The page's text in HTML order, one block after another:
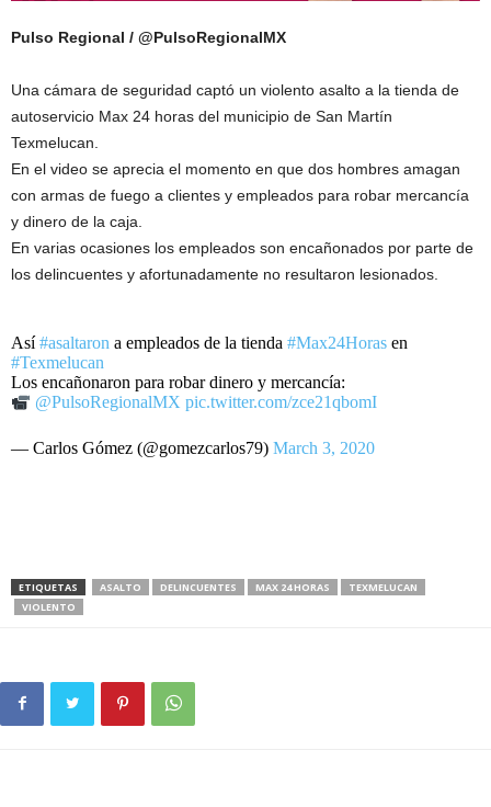
Pulso Regional / @PulsoRegionalMX
Una cámara de seguridad captó un violento asalto a la tienda de
autoservicio Max 24 horas del municipio de San Martín
Texmelucan.
En el video se aprecia el momento en que dos hombres amagan
con armas de fuego a clientes y empleados para robar mercancía
y dinero de la caja.
En varias ocasiones los empleados son encañonados por parte de
los delincuentes y afortunadamente no resultaron lesionados.
Así#asaltaron a empleados de la tienda #Max24Horas en
#Texmelucan
Los encañonaron para robar dinero y mercancía:
@PulsoRegionalMX pic.twitter.com/zce21qbomI
— Carlos Gómez (@gomezcarlos79) March 3, 2020
ETIQUETAS ASALTO DELINCUENTES MAX 24 HORAS
TEXMELUCAN
VIOLENTO